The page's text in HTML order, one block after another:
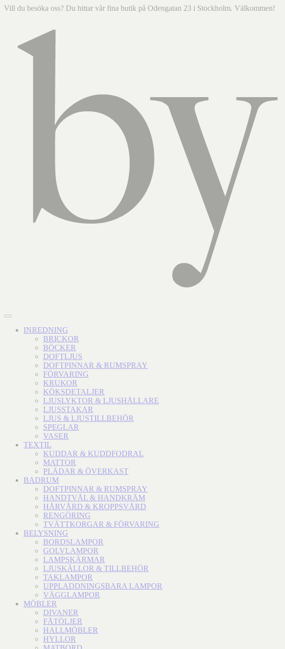
Vill du besöka oss? Du hittar vår fina butik på Odengatan 23 i Stockholm. Välkommen!
INREDNING
BRICKOR
BÖCKER
DOFTLJUS
DOFTPINNAR & RUMSPRAY
FÖRVARING
KRUKOR
KÖKSDETALJER
LJUSLYKTOR & LJUSHÅLLARE
LJUSSTAKAR
LJUS & LJUSTILLBEHÖR
SPEGLAR
VASER
TEXTIL
KUDDAR & KUDDFODRAL
MATTOR
PLÄDAR & ÖVERKAST
BADRUM
DOFTPINNAR & RUMSPRAY
HANDTVÅL & HANDKRÄM
HÅRVÅRD & KROPPSVÅRD
RENGÖRING
TVÄTTKORGAR & FÖRVARING
BELYSNING
BORDSLAMPOR
GOLVLAMPOR
LAMPSKÄRMAR
LJUSKÄLLOR & TILLBEHÖR
TAKLAMPOR
UPPLADDNINGSBARA LAMPOR
VÄGGLAMPOR
MÖBLER
DIVANER
FÅTÖLJER
HALLMÖBLER
HYLLOR